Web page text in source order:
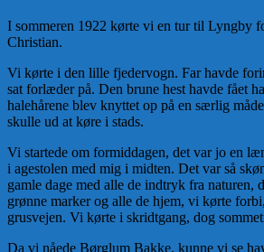
I sommeren 1922 kørte vi en tur til Lyngby
Christian.
Vi kørte i den lille fjedervogn. Far havde
sat forlæder på. Den brune hest havde fået
halehårene blev knyttet op på en særlig
skulle ud at køre i stads.
Vi startede om formiddagen, det var jo en
i agestolen med mig i midten. Det var så
gamle dage med alle de indtryk fra naturen,
grønne marker og alle de hjem, vi kørte
grusvejen. Vi kørte i skridtgang, dog
Da vi nåede Børglum Bakke, kunne vi se